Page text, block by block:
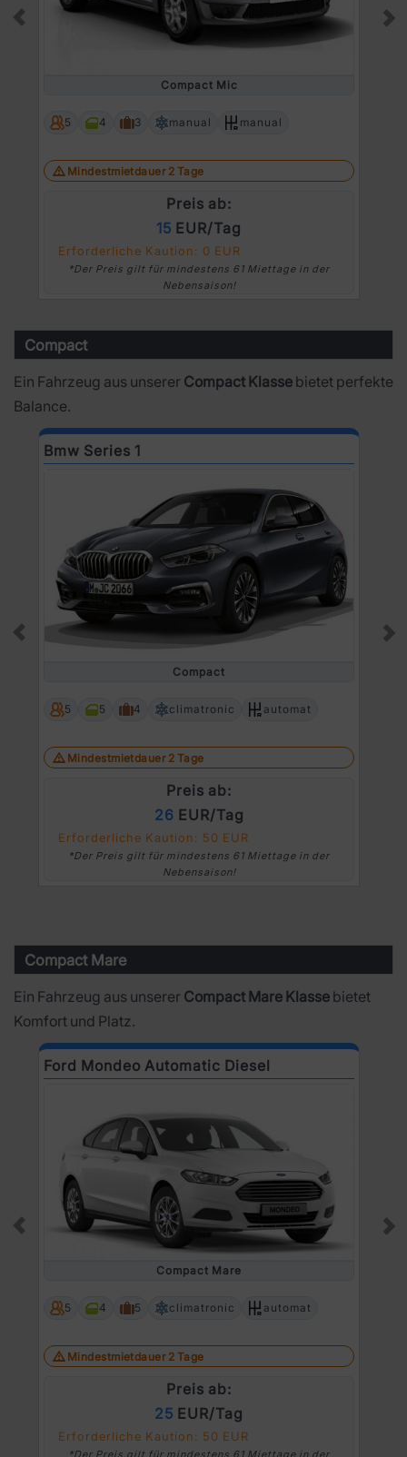
Compact Mic
5 4 3 manual manual
Mindestmietdauer 2 Tage
Preis ab:
15 EUR/Tag
Erforderliche Kaution: 0 EUR
*Der Preis gilt für mindestens 61 Miettage in der
Nebensaison!
Compact
Ein Fahrzeug aus unserer Compact Klasse bietet perfekte
Balance.
Bmw Series 1
Compact
5 5 4 climatronic automat
Mindestmietdauer 2 Tage
Preis ab:
26 EUR/Tag
Erforderliche Kaution: 50 EUR
*Der Preis gilt für mindestens 61 Miettage in der
Nebensaison!
Compact Mare
Ein Fahrzeug aus unserer Compact Mare Klasse bietet
Komfort und Platz.
Ford Mondeo Automatic Diesel
Compact Mare
5 4 5 climatronic automat
Mindestmietdauer 2 Tage
Preis ab:
25 EUR/Tag
Erforderliche Kaution: 50 EUR
*Der Preis gilt für mindestens 61 Miettage in der